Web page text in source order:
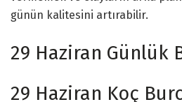
günün kalitesini artırabilir.
29 Haziran Günlük
29 Haziran Koç